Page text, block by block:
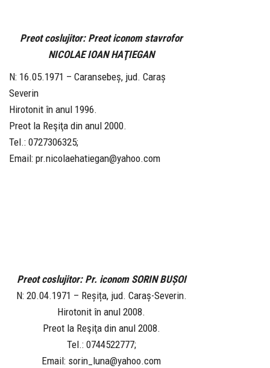
Preot coslujitor: Preot iconom stavrofor
NICOLAE IOAN HAŢIEGAN
N: 16.05.1971 – Caransebeș, jud. Caraș
Severin
Hirotonit în anul 1996.
Preot la Reşiţa din anul 2000.
Tel.: 0727306325;
Email: pr.nicolaehatiegan@yahoo.com
Preot coslujitor: Pr. iconom SORIN BUȘOI
N: 20.04.1971 – Reșița, jud. Caraș-Severin.
Hirotonit în anul 2008.
Preot la Reşiţa din anul 2008.
Tel.: 0744522777;
Email: sorin_luna@yahoo.com